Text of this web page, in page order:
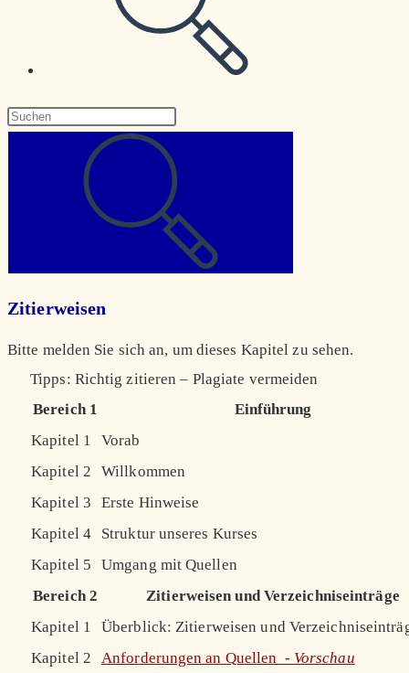
Diese
durchsuchen
Zitierweisen
Bitte melden Sie sich an, um dieses Kapitel zu sehen.
Tipps: Richtig zitieren – Plagiate vermeiden
Bereich 1
Einführung
Kapitel 1
Vorab
Kapitel 2
Willkommen
Kapitel 3
Erste Hinweise
Kapitel 4
Struktur unseres Kurses
Kapitel 5
Umgang mit Quellen
Bereich 2
Zitierweisen und Verzeichniseinträge
Kapitel 1
Überblick: Zitierweisen und
Kapitel 2
Anforderungen an Quellen - Vorschau